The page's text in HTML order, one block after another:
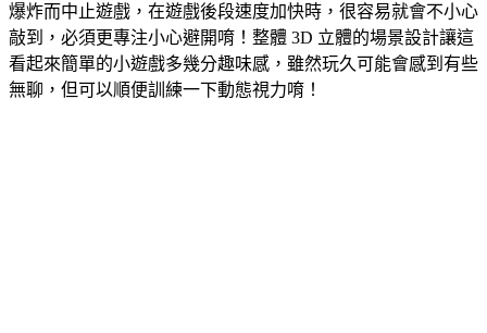
爆炸而中止遊戲，在遊戲後段速度加快時，很容易就會不小心
敲到，必須更專注小心避開唷！整體 3D 立體的場景設計讓這
看起來簡單的小遊戲多幾分趣味感，雖然玩久可能會感到有些
無聊，但可以順便訓練一下動態視力唷！